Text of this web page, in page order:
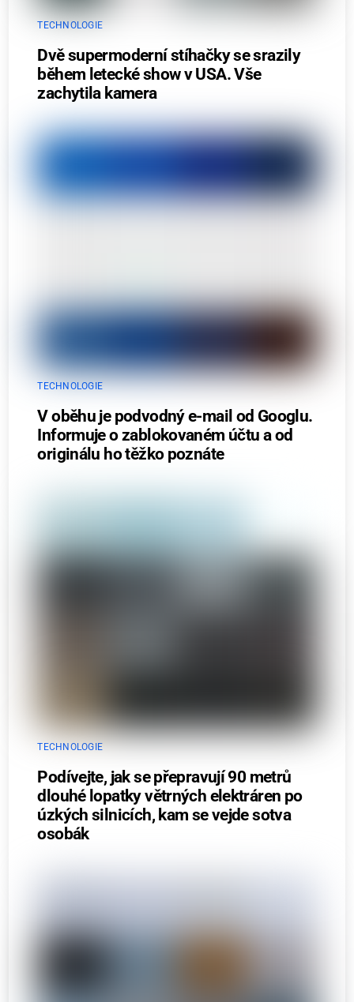
TECHNOLOGIE
Dvě supermoderní stíhačky se srazily
během letecké show v USA. Vše
zachytila kamera
TECHNOLOGIE
V oběhu je podvodný e-mail od Googlu.
Informuje o zablokovaném účtu a od
originálu ho těžko poznáte
TECHNOLOGIE
Podívejte, jak se přepravují 90 metrů
dlouhé lopatky větrných elektráren po
úzkých silnicích, kam se vejde sotva
osobák